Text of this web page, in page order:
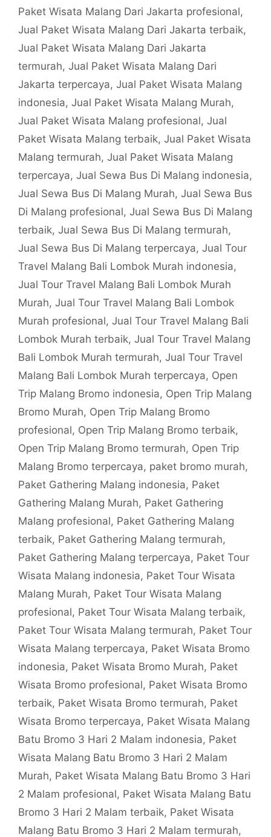
Paket Wisata Malang Dari Jakarta profesional,
Jual Paket Wisata Malang Dari Jakarta terbaik,
Jual Paket Wisata Malang Dari Jakarta
termurah, Jual Paket Wisata Malang Dari
Jakarta terpercaya, Jual Paket Wisata Malang
indonesia, Jual Paket Wisata Malang Murah,
Jual Paket Wisata Malang profesional, Jual
Paket Wisata Malang terbaik, Jual Paket Wisata
Malang termurah, Jual Paket Wisata Malang
terpercaya, Jual Sewa Bus Di Malang indonesia,
Jual Sewa Bus Di Malang Murah, Jual Sewa Bus
Di Malang profesional, Jual Sewa Bus Di Malang
terbaik, Jual Sewa Bus Di Malang termurah,
Jual Sewa Bus Di Malang terpercaya, Jual Tour
Travel Malang Bali Lombok Murah indonesia,
Jual Tour Travel Malang Bali Lombok Murah
Murah, Jual Tour Travel Malang Bali Lombok
Murah profesional, Jual Tour Travel Malang Bali
Lombok Murah terbaik, Jual Tour Travel Malang
Bali Lombok Murah termurah, Jual Tour Travel
Malang Bali Lombok Murah terpercaya, Open
Trip Malang Bromo indonesia, Open Trip Malang
Bromo Murah, Open Trip Malang Bromo
profesional, Open Trip Malang Bromo terbaik,
Open Trip Malang Bromo termurah, Open Trip
Malang Bromo terpercaya, paket bromo murah,
Paket Gathering Malang indonesia, Paket
Gathering Malang Murah, Paket Gathering
Malang profesional, Paket Gathering Malang
terbaik, Paket Gathering Malang termurah,
Paket Gathering Malang terpercaya, Paket Tour
Wisata Malang indonesia, Paket Tour Wisata
Malang Murah, Paket Tour Wisata Malang
profesional, Paket Tour Wisata Malang terbaik,
Paket Tour Wisata Malang termurah, Paket Tour
Wisata Malang terpercaya, Paket Wisata Bromo
indonesia, Paket Wisata Bromo Murah, Paket
Wisata Bromo profesional, Paket Wisata Bromo
terbaik, Paket Wisata Bromo termurah, Paket
Wisata Bromo terpercaya, Paket Wisata Malang
Batu Bromo 3 Hari 2 Malam indonesia, Paket
Wisata Malang Batu Bromo 3 Hari 2 Malam
Murah, Paket Wisata Malang Batu Bromo 3 Hari
2 Malam profesional, Paket Wisata Malang Batu
Bromo 3 Hari 2 Malam terbaik, Paket Wisata
Malang Batu Bromo 3 Hari 2 Malam termurah,